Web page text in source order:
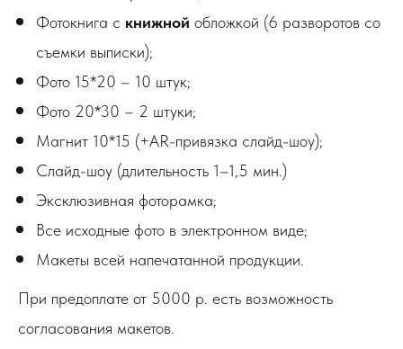
Фотокнига с книжной обложкой (6 разворотов со
съемки выписки);
Фото 15*20 – 10 штук;
Фото 20*30 – 2 штуки;
Магнит 10*15 (+AR-привязка слайд-шоу);
Слайд-шоу (длительность 1–1,5 мин.)
Эксклюзивная фоторамка;
Все исходные фото в электронном виде;
Макеты всей напечатанной продукции.
При предоплате от 5000 р. есть возможность
согласования макетов.